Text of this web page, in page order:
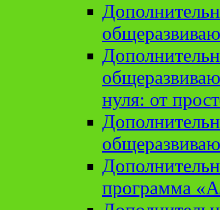
нуля: от
программа